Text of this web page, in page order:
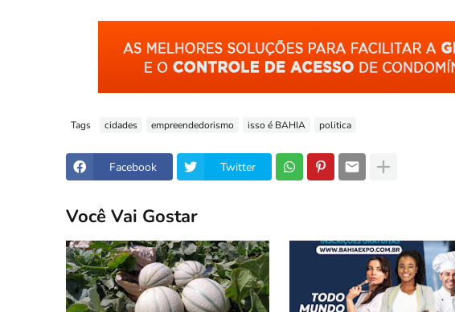
Tags cidades empreendedorismo isso é BAHIA politica
Facebook Twitter
Você Vai Gostar